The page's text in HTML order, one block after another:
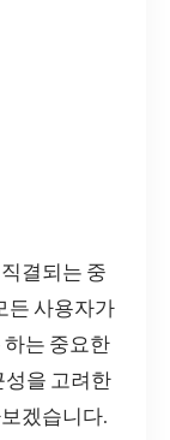
결되는 중
든 사용자가
는 중요한
성을 고려한
겠습니다.